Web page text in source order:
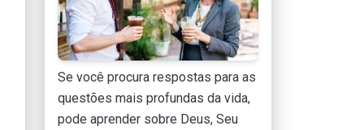
Se você procura respostas para as
questões mais profundas da vida,
pode aprender sobre Deus, Seu